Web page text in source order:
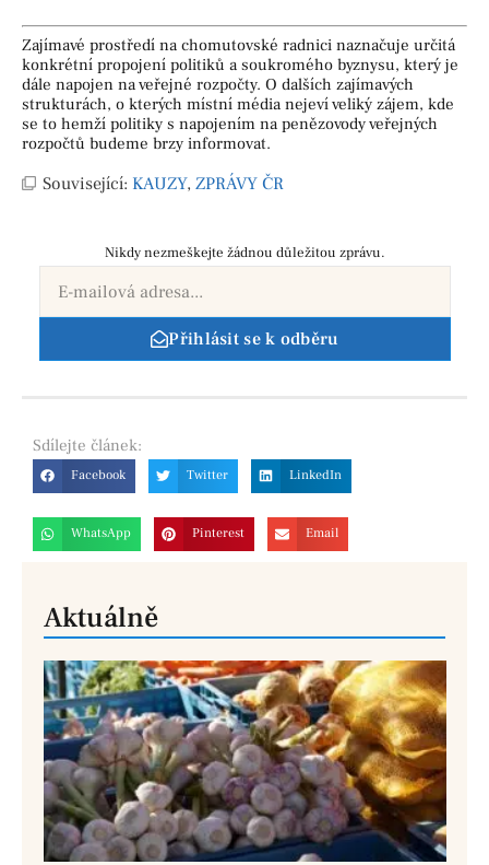
Zajímavé prostředí na chomutovské radnici naznačuje určitá
konkrétní propojení politiků a soukromého byznysu, který je
dále napojen na veřejné rozpočty. O dalších zajímavých
strukturách, o kterých místní média nejeví veliký zájem, kde
se to hemží politiky s napojením na penězovody veřejných
rozpočtů budeme brzy informovat.
Související: KAUZY, ZPRÁVY ČR
Nikdy nezmeškejte žádnou důležitou zprávu.
Přihlásit se k odběru
Sdílejte článek:
Facebook Twitter LinkedIn
WhatsApp Pinterest Email
Aktuálně